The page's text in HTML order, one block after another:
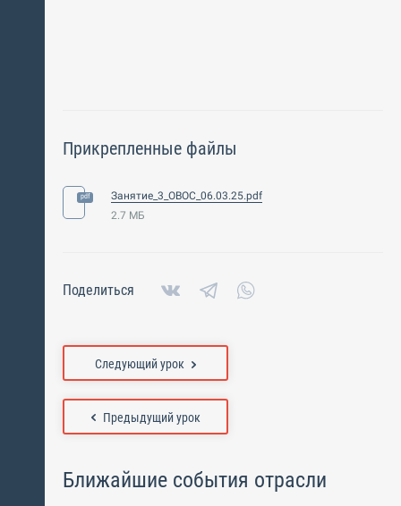
Прикрепленные файлы
Занятие_3_ОВОС_06.03.25.pdf
2.7 МБ
Поделиться
Предыдущий урок
Следующий урок
Ближайшие события отрасли